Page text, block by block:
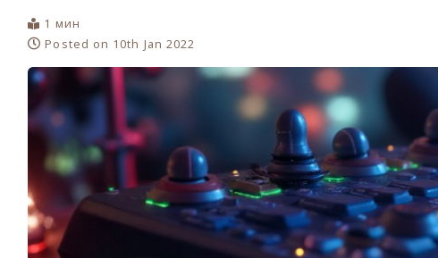
1 мин
Posted on 10th Jan 2022